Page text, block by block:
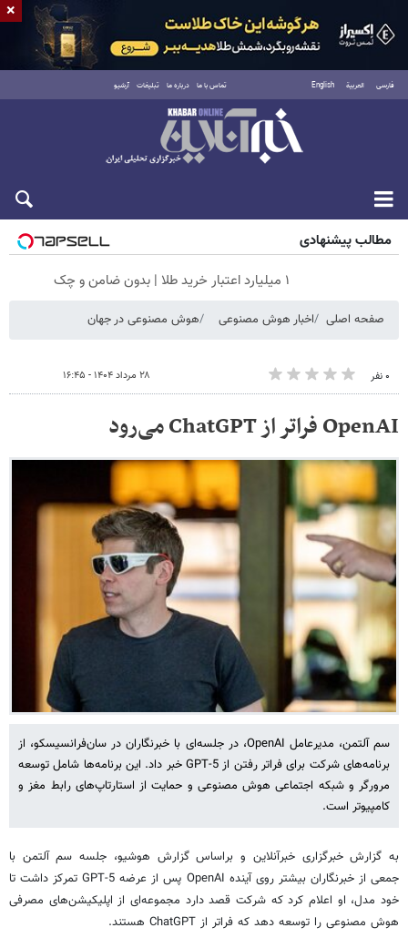
فارسی العربية English تماس با ما درباره ما تبلیغات آرشیو
جمعه ۱۶ مرداد ۱۴۰۵
مطالب پیشنهادی
۱ میلیارد اعتبار خرید طلا | بدون ضامن و چک
صفحه اصلی اخبار هوش مصنوعی هوش مصنوعی در جهان
۰ نفر ۲۸ مرداد ۱۴۰۴ - ۱۶:۴۵
OpenAI فراتر از ChatGPT می‌رود
سم آلتمن، مدیرعامل OpenAI، در جلسه‌ای با خبرنگاران در سان‌فرانسیسکو، از
برنامه‌های شرکت برای فراتر رفتن از GPT-5 خبر داد. این برنامه‌ها شامل توسعه
مرورگر و شبکه اجتماعی هوش مصنوعی و حمایت از استارتاپ‌های رابط مغز و
کامپیوتر است.
به گزارش خبرگزاری خبرآنلاین و براساس گزارش هوشیو، جلسه سم آلتمن با
جمعی از خبرنگاران بیشتر روی آینده OpenAI پس از عرضه GPT-5 تمرکز داشت تا
خود مدل، او اعلام کرد که شرکت قصد دارد مجموعه‌ای از اپلیکیشن‌های مصرفی
هوش مصنوعی را توسعه دهد که فراتر از ChatGPT هستند.
×